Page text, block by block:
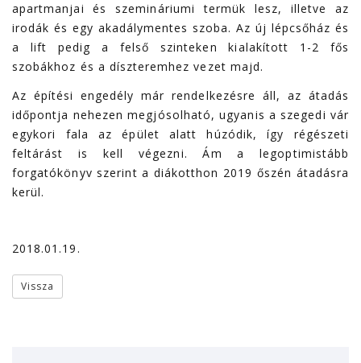
apartmanjai és szemináriumi termük lesz, illetve az
irodák és egy akadálymentes szoba. Az új lépcsőház és
a lift pedig a felső szinteken kialakított 1-2 fős
szobákhoz és a díszteremhez vezet majd.
Az építési engedély már rendelkezésre áll, az átadás
időpontja nehezen megjósolható, ugyanis a szegedi vár
egykori fala az épület alatt húzódik, így régészeti
feltárást is kell végezni. Ám a legoptimistább
forgatókönyv szerint a diákotthon 2019 őszén átadásra
kerül.
2018.01.19.
Vissza